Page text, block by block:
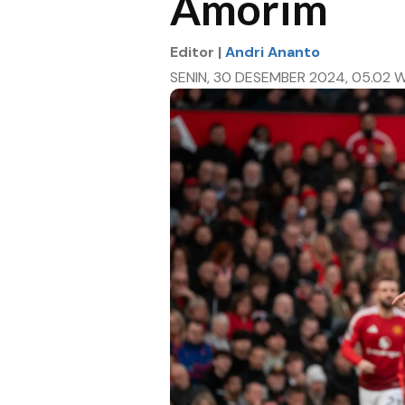
Editor | Andri Ananto
SENIN, 30 DESEMBER 2024, 05.02